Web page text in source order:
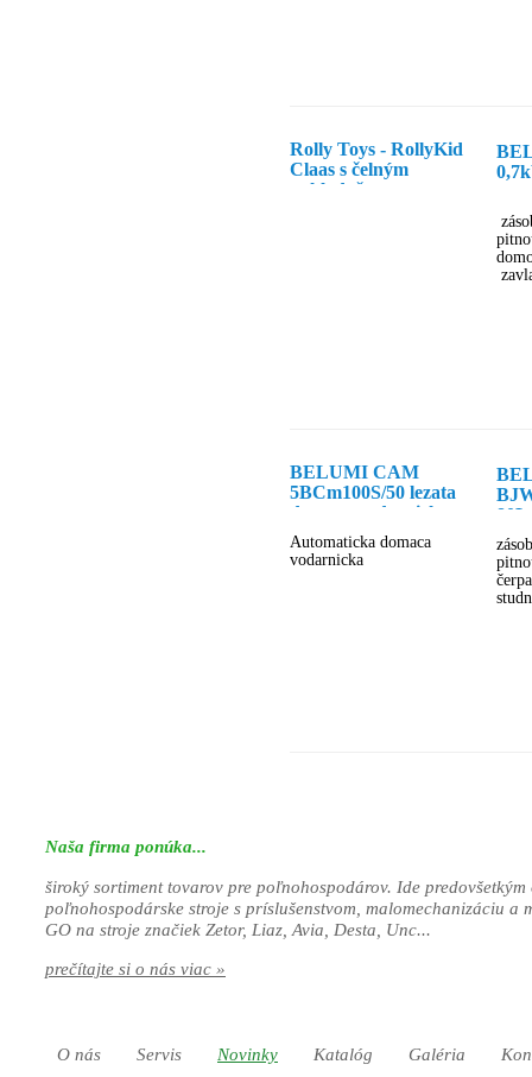
Rolly Toys - RollyKid
Claas s čelným
nakladačom
BELUMI CAM
5BCm100S/50 lezata
domaca vodarnicka
Automaticka domaca
vodarnicka
80L
Naša firma ponúka...
široký sortiment tovarov pre poľnohospodárov. Ide
poľnohospodárske stroje s príslušenstvom, malomechanizáciu a
GO na stroje značiek Zetor, Liaz, Avia, Desta, Unc...
prečítajte si o nás viac »
O nás Servis Novinky Katalóg Galéria